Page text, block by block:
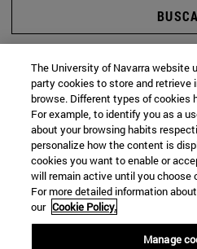
The University of Navarra website
party cookies to store and retrieve
browse. Different types of cookies
For example, to identify you as a
about your browsing habits
personalize how the content is
cookies you want to enable or
will remain active until you choose
For more detailed information
our Cookie Policy.
Manage